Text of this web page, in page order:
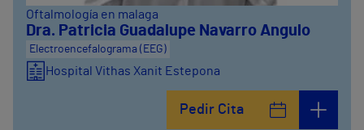
Oftalmología en malaga
Dra. Patricia Guadalupe Navarro Angulo
Electroencefalograma (EEG)
Hospital Vithas Xanit Estepona
Pedir Cita